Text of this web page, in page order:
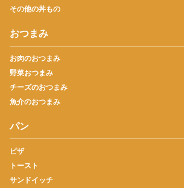
その他の丼もの
おつまみ
お肉のおつまみ
野菜おつまみ
チーズのおつまみ
魚介のおつまみ
パン
ピザ
トースト
サンドイッチ